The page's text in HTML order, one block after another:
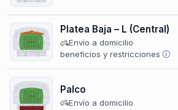
Platea Baja – L (Central)
Envío a domicilio
beneficios y restricciones
Palco
Envío a domicilio